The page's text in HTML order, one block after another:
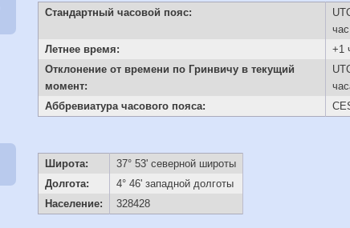
Стандартный часовой пояс:
час
Летнее время:
+1
Отклонение от времени по Гринвичу в текущий
момент:
Аббревиатура часового пояса:
Широта:
37° 53' северной широты
Долгота:
4° 46' западной долготы
Население:
328428